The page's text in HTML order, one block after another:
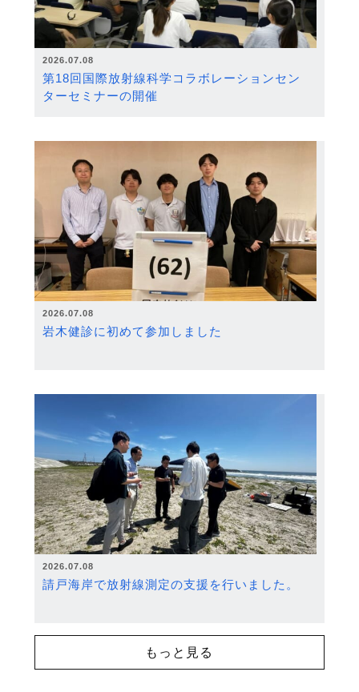
2026.07.08
第18回国際放射線科学コラボレーションセン
ターセミナーの開催
2026.07.08
岩木健診に初めて参加しました
2026.07.08
請戸海岸で放射線測定の支援を行いました。
もっと見る